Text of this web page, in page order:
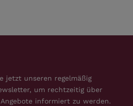
jetzt unseren regelmäßig
um rechtzeitig über
informiert zu werden.